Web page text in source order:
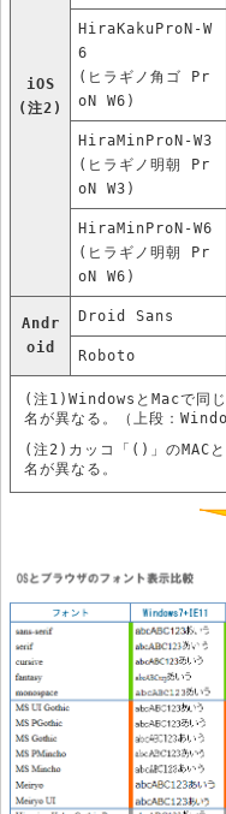
iOS
(注2)
HiraKakuProN-W
6
(ヒラギノ角ゴ Pr
oN W6)
HiraMinProN-W3
(ヒラギノ明朝 Pr
oN W3)
HiraMinProN-W6
(ヒラギノ明朝 Pr
oN W6)
Andr
oid
Droid Sans
Roboto
(注1)WindowsとMacで同じ
名が異なる。（上段：
(注2)カッコ「()」のMACと
名が異なる。